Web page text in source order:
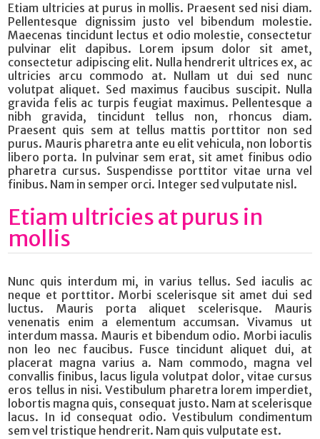
Etiam ultricies at purus in mollis. Praesent sed nisi diam.
Pellentesque dignissim justo vel bibendum molestie.
Maecenas tincidunt lectus et odio molestie, consectetur
pulvinar elit dapibus. Lorem ipsum dolor sit amet,
consectetur adipiscing elit. Nulla hendrerit ultrices ex, ac
ultricies arcu commodo at. Nullam ut dui sed nunc
volutpat aliquet. Sed maximus faucibus suscipit. Nulla
gravida felis ac turpis feugiat maximus. Pellentesque a
nibh gravida, tincidunt tellus non, rhoncus diam.
Praesent quis sem at tellus mattis porttitor non sed
purus. Mauris pharetra ante eu elit vehicula, non lobortis
libero porta. In pulvinar sem erat, sit amet finibus odio
pharetra cursus. Suspendisse porttitor vitae urna vel
finibus. Nam in semper orci. Integer sed vulputate nisl.
Etiam ultricies at purus in
mollis
Nunc quis interdum mi, in varius tellus. Sed iaculis ac
neque et porttitor. Morbi scelerisque sit amet dui sed
luctus. Mauris porta aliquet scelerisque. Mauris
venenatis enim a elementum accumsan. Vivamus ut
interdum massa. Mauris et bibendum odio. Morbi iaculis
non leo nec faucibus. Fusce tincidunt aliquet dui, at
placerat magna varius a. Nam commodo, magna vel
convallis finibus, lacus ligula volutpat dolor, vitae cursus
eros tellus in nisi. Vestibulum pharetra lorem imperdiet,
lobortis magna quis, consequat justo. Nam at scelerisque
lacus. In id consequat odio. Vestibulum condimentum
sem vel tristique hendrerit. Nam quis vulputate est.